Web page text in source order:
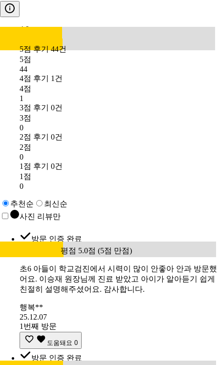
4.9
5점 후기 44건
5점
44
4점 후기 1건
4점
1
3점 후기 0건
3점
0
2점 후기 0건
2점
0
1점 후기 0건
1점
0
추천순
최신순
사진 리뷰만
방문 인증 완료
평점 5.0점 (5점 만점)
초6 아들이 학교검진에서 시력이 많이 안좋아 안과 방문했
어요. 이승재 원장님께 진료 받았고 아이가 알아듣기 쉽게
친절히 설명해주셨어요. 감사합니다.
행복**
25.12.07
1번째 방문
도움돼요 0
방문 인증 완료